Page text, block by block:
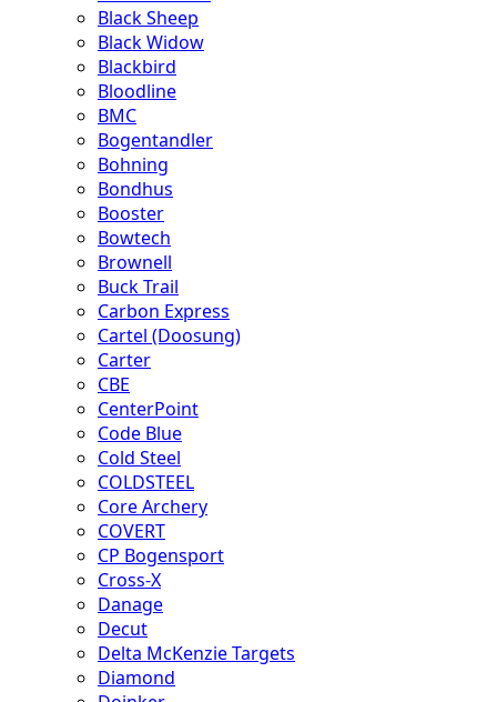
Black Sheep
Black Widow
Blackbird
Bloodline
BMC
Bogentandler
Bohning
Bondhus
Booster
Bowtech
Brownell
Buck Trail
Carbon Express
Cartel (Doosung)
Carter
CBE
CenterPoint
Code Blue
Cold Steel
COLDSTEEL
Core Archery
COVERT
CP Bogensport
Cross-X
Danage
Decut
Delta McKenzie Targets
Diamond